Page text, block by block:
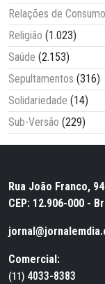
Relações de Consumo
Religião (1.023)
Saúde (2.153)
Sepultamentos (316)
Solidariedade (14)
Sub-Versão (229)
Rua João Franco,
CEP: 12.906-000 -
Comercial:
(11) 4033-8383